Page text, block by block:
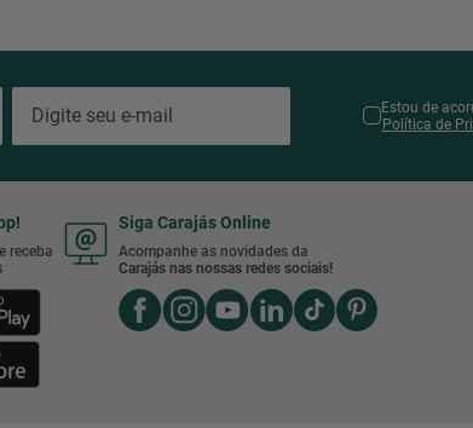
Estou de
Política de
receba
Siga Carajás Online
Acompanhe as novidades da
Carajás nas nossas redes sociais!